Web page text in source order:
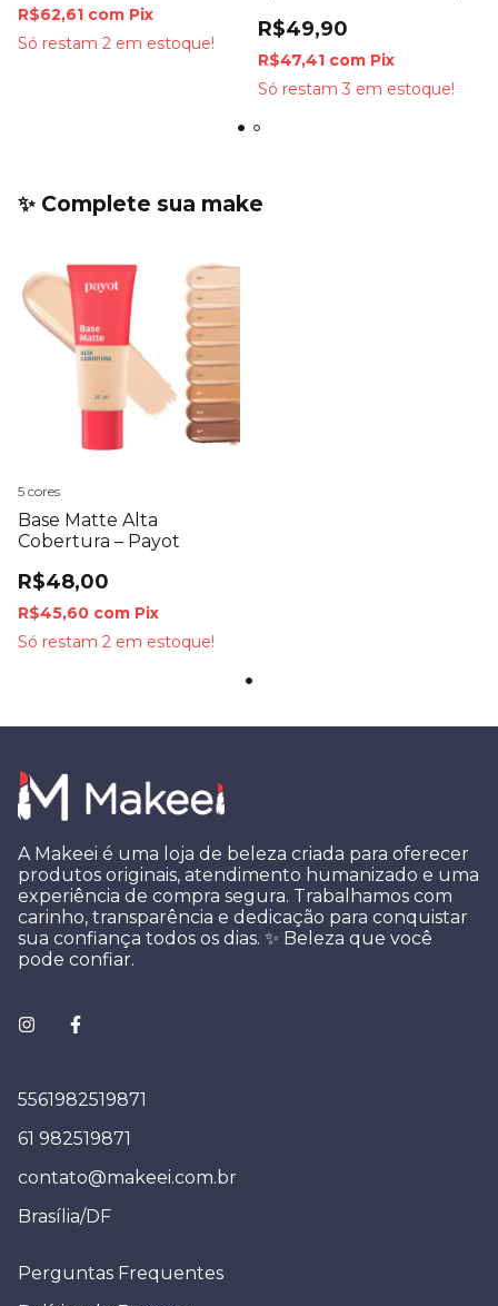
R$62,61 com Pix
Só restam 2 em estoque!
R$49,90
R$47,41 com Pix
Só restam 3 em estoque!
✨ Complete sua make
Base Matte Alta
Cobertura – Payot
R$48,00
R$45,60 com Pix
Só restam 2 em estoque!
5 cores
A Makeei é uma loja de beleza criada para oferecer
produtos originais, atendimento humanizado e uma
experiência de compra segura. Trabalhamos com
carinho, transparência e dedicação para conquistar
sua confiança todos os dias. ✨ Beleza que você
pode confiar.
5561982519871
61 982519871
contato@makeei.com.br
Brasília/DF
Perguntas Frequentes